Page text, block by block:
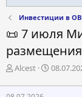
Инвестиции в
📜 7 июля
А
т
Alcest
Д
т